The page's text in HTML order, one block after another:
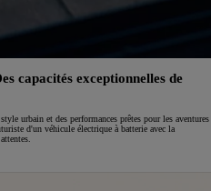
capacités exceptionnelles de
urbain et des performances prêtes pour les aventures
d'un véhicule électrique à batterie avec la